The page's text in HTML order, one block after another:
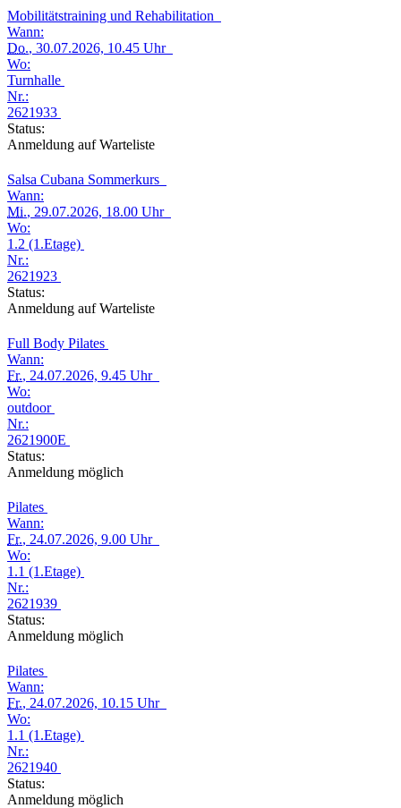
Mobilitätstraining und Rehabilitation
Wann:
Do., 30.07.2026, 10.45 Uhr
Wo:
Turnhalle
Nr.:
2621933
Status:
Anmeldung auf Warteliste
Salsa Cubana Sommerkurs
Wann:
Mi., 29.07.2026, 18.00 Uhr
Wo:
1.2 (1.Etage)
Nr.:
2621923
Status:
Anmeldung auf Warteliste
Full Body Pilates
Wann:
Fr., 24.07.2026, 9.45 Uhr
Wo:
outdoor
Nr.:
2621900E
Status:
Anmeldung möglich
Pilates
Wann:
Fr., 24.07.2026, 9.00 Uhr
Wo:
1.1 (1.Etage)
Nr.:
2621939
Status:
Anmeldung möglich
Pilates
Wann:
Fr., 24.07.2026, 10.15 Uhr
Wo:
1.1 (1.Etage)
Nr.:
2621940
Status:
Anmeldung möglich